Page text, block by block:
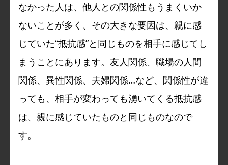
なかった人は、他人との関係性もうまくいか
ないことが多く、その大きな要因は、親に感
じていた“抵抗感”と同じものを相手に感じてし
まうことにあります。友人関係、職場の人間
関係、異性関係、夫婦関係…など、関係性が違
っても、相手が変わっても湧いてくる抵抗感
は、親に感じていたものと同じものなので
す。